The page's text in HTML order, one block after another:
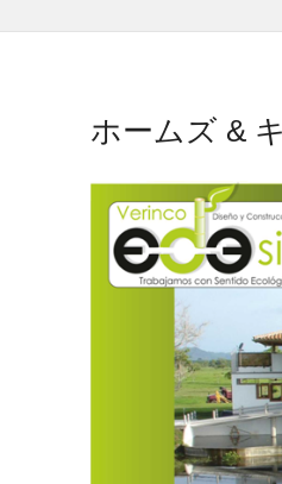
ホームズ &